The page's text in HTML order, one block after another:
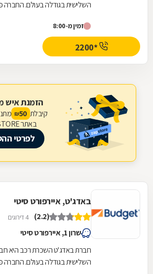
20 סניפים...זמין מ-8:00
*2200
הזמנת איש
קיבלת 50
₪
באתר ZAPSTORE
לפרטי
באדג'ט, איירפורט סיטי
(2.2) 4 דירוגים
שרון 1, איירפורט סיטי
חברת באדג'ט השכרת רכב היא